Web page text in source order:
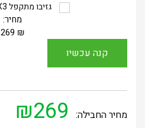
גזיבו מתקפל 3X3 לבן (מחוזק)
מחיר:
₪
269
מחיר החבילה: ₪269